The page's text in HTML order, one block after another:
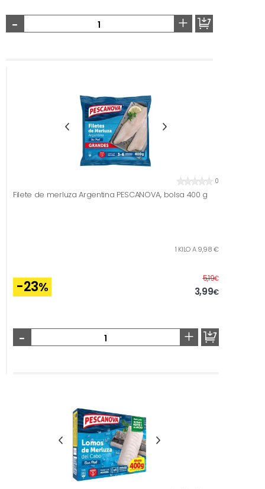
- +
0
Filete de merluza Argentina PESCANOVA, bolsa 400 g
1 KILO A 9,98 €
-23%
5,19€Before
3,99€
- +